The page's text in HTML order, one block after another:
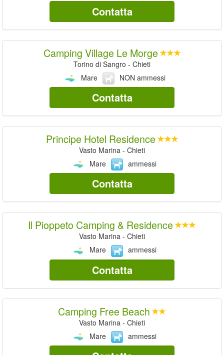
Contatta
Camping Village Le Morge
Torino di Sangro - Chieti
Mare
NON ammessi
Contatta
Principe Hotel Residence
Vasto Marina - Chieti
Mare
ammessi
Contatta
Il Pioppeto Camping & Residence
Vasto Marina - Chieti
Mare
ammessi
Contatta
Camping Free Beach
Vasto Marina - Chieti
Mare
ammessi